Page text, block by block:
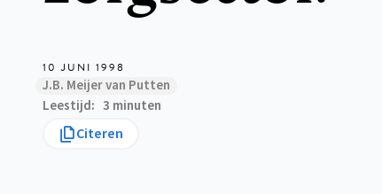
10 JUNI 1998
J.B. Meijer van Putten
Leestijd
3 minuten
Citeren